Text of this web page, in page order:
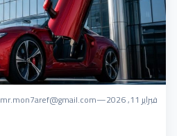
فبراير 11, 2026 —
mr.mon7aref@gmail.com